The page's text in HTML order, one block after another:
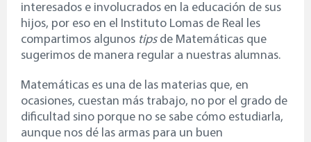
interesados e involucrados en la educación de sus
hijos, por eso en el Instituto Lomas de Real les
compartimos algunos tips de Matemáticas que
sugerimos de manera regular a nuestras alumnas.
Matemáticas es una de las materias que, en
ocasiones, cuestan más trabajo, no por el grado de
dificultad sino porque no se sabe cómo estudiarla,
aunque nos dé las armas para un buen